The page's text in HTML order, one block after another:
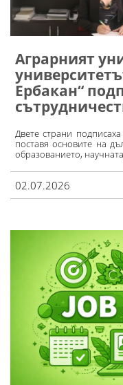
Аграрният
Ербакан“
Двете страни
поставя основите на
образованието,
02.07.2026